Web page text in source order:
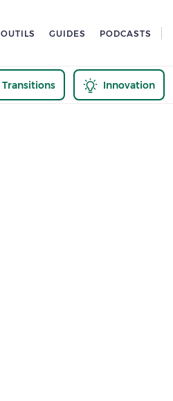
OUTILS GUIDES PODCASTS
Transitions Innovation